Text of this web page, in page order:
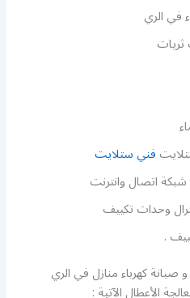
في الري
ثريات
فني ستلايت
شبكة اتصال وانترنت
وحدات تكييف
.
كهرباء منازل في الري